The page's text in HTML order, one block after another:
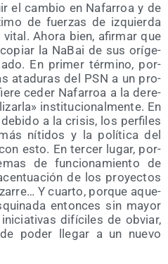
el cam­bio en Nafa­rroa y de
de fuer­zas de izquier­da
Aho­ra bien, afir­mar que
la NaBai de sus orí­ge­
En pri­mer tér­mino, por­
ata­du­ras del PSN a un pro­
ceder Nafa­rroa a la dere­
ins­ti­tu­cio­nal­men­te. En
a la cri­sis, los per­fi­les
níti­dos y la polí­ti­ca del
esto. En ter­cer lugar, por­
de fun­cio­na­mien­to de
de los pro­yec­tos
Y cuar­to, por­que aque­
enton­ces sin mayor
difí­ci­les de obviar,
poder lle­gar a un nue­vo